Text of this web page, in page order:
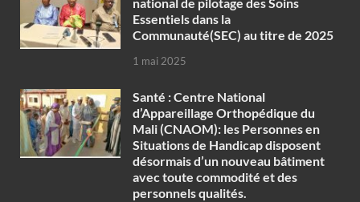
national de pilotage des Soins
Essentiels dans la
Communauté(SEC) au titre de 2025
1 mai 2025
Santé : Centre National
d’Appareillage Orthopédique du
Mali (CNAOM): les Personnes en
Situations de Handicap disposent
désormais d’un nouveau bâtiment
avec toute commodité et des
personnels qualités.